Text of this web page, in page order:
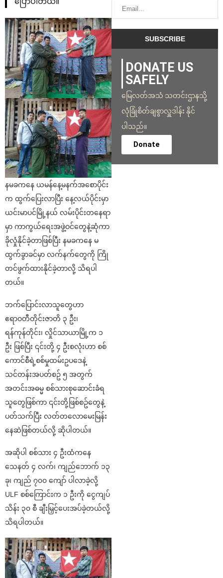
နမခကနေ ယမန်နေ့မနက်အစောပိုင်း
က ထွက်ပြေးလာပြီး နေ့လယ်ပိုင်းမှာ
ယင်းမာပင်မြို့နယ် လမ်းပိုင်းတနေရာ
မှာ ကာကွယ်ရေးအဖွဲ့ဝင်တွေနဲ့ဆုံကာ
ခိုလှုံနိုင်ခဲ့တာဖြစ်ပြီး နမခကနေ မ
ထွက်ခွာခင်မှာ လက်နက်တွေကို ကြို
တင်ဖွက်ထားနိုင်ခဲ့တာလို့ သိရပါ
တယ်။
ဘက်ပြောင်းလာသူတွေဟာ
ဧရာဝတီတိုင်းဇာတိ ၃ ဦး၊
ရန်ကုန်တိုင်း၊ လှိုင်သာယာမြို့က ၁
ဦး ဖြစ်ပြီး ၎င်းတို့ ၄ ဦးစလုံးဟာ စစ်
ကောင်စီရဲ့စစ်မှုထမ်းဥပဒေနဲ့
သင်တန်းအပတ်စဥ် ၅ အတွက်
အတင်းအဓမ္မ စစ်သားစုဆောင်းခံရ
သူတွေဖြစ်ကာ ၎င်းတို့ဖြစ်စဥ်တွေနဲ့
ပတ်သက်ပြီး လတ်တလောမေးမြန်း
နေဆဲဖြစ်တယ်လို့ ဆိုပါတယ်။
အဆိုပါ စစ်သား ၄ ဦးထံကနေ
သေနတ် ၄ လက်၊ ကျည်ဘောက် ၁၃
ခု၊ ကျည် ၇၀၀ ကျော် ပါလာခဲ့လို့
ULF စစ်ကြောင်းက ၁ ဦးကို ငွေကျပ်
သိန်း ၃၀ စီ ချီးမြှင့်ပေးအပ်ခဲ့တယ်လို့
သိရပါတယ်။
DONATE US
SAFELY
မြေလတ်အသံ သတင်းဌာနသို့
လုံခြုံစိတ်ချစွာလှူဒါန်း နိုင်
ပါသည်။
Donate